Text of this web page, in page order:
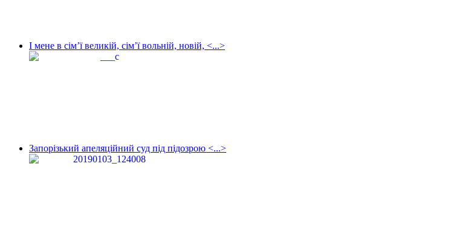
І мене в сім’ї великій, сім’ї вольній, новій, <...>
Запорізький апеляційний суд під підозрою <...>